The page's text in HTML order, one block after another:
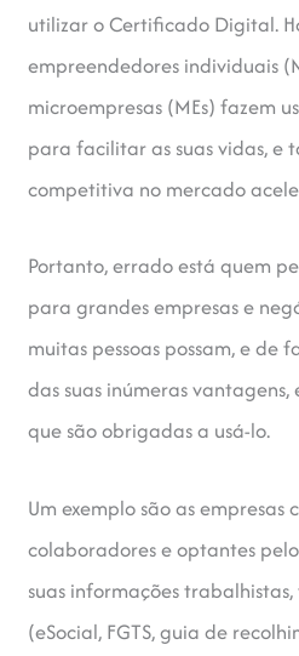
utilizar o Certificado Digital.
empreendedores individuais
microempresas (MEs) fazem
para facilitar as suas vidas, e
competitiva no mercado
Portanto, errado está quem
para grandes empresas e
muitas pessoas possam, e de
das suas inúmeras vantagens,
que são obrigadas a usá-lo.
Um exemplo são as empresas
colaboradores e optantes
suas informações
(eSocial, FGTS, guia de